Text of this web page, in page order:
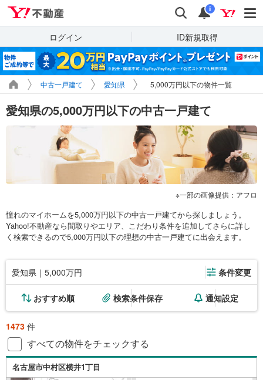
検索 通知
i
ログイン ID新規取得
中古一戸建て 愛知県 5,000万円以下の物件一覧
愛知県の5,000万円以下の中古一戸建て
一部の画像提供：アフロ
憧れのマイホームを5,000万円以下の中古一戸建てから探しましょう。
Yahoo!不動産なら間取りやエリア、こだわり条件を追加してさらに詳し
く検索できるので5,000万円以下の理想の中古一戸建てに出会えます。
愛知県｜5,000万円 条件変更
おすすめ順 検索条件保存 通知設定
1473 件
すべての物件をチェックする
名古屋市中村区横井1丁目